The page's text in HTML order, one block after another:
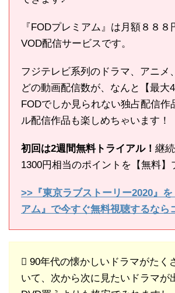
『FODプレミアム』は月額８８
VOD配信サービスです。
フジテレビ系列のドラマ、アニメ
どの動画配信数が、なんと【最大
FODでしか見られない独占配信作
ル配信作品も楽しめちゃいます！
初回は2週間無料トライアル！ 継
1300円相当のポイントを【無料】
>>『東京ラブストーリー2020』を
アム』で今すぐ無料視聴するなら
90年代の懐かしいドラマがたく
いて、次から次に見たいドラマが